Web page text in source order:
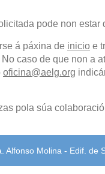
pode non estar
á páxina de inicio e
caso de que non a
oficina@aelg.org
pola súa
Alfonso Molina - Edif. de